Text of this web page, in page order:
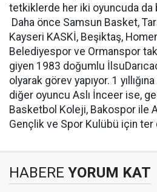
tetkiklerde her iki oyuncuda da
Daha önce Samsun Basket,
Kayseri KASKİ, Beşiktaş,
Belediyespor ve Ormanspor
giyen 1983 doğumlu
olyarak görev yapıyor. 1
diğer oyuncu Aslı İnceer ise,
Basketbol Koleji, Bakospor ile
Gençlik ve Spor Kulübü için
HABERE YORUM KAT